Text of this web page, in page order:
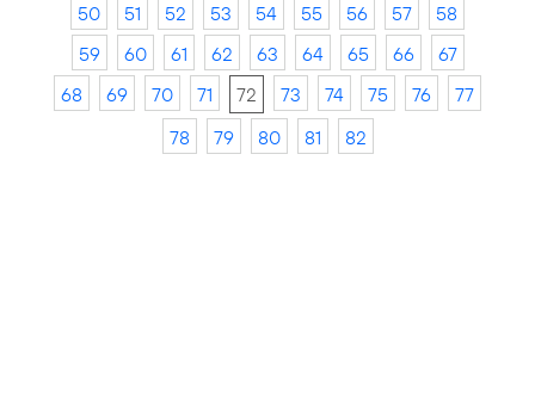
50
51 52 53 54 55 56 57
58
59
60 61 62 63 64 65 66
67
68
69 70 71 72 73 74 75 76
77
78
79 80 81 82